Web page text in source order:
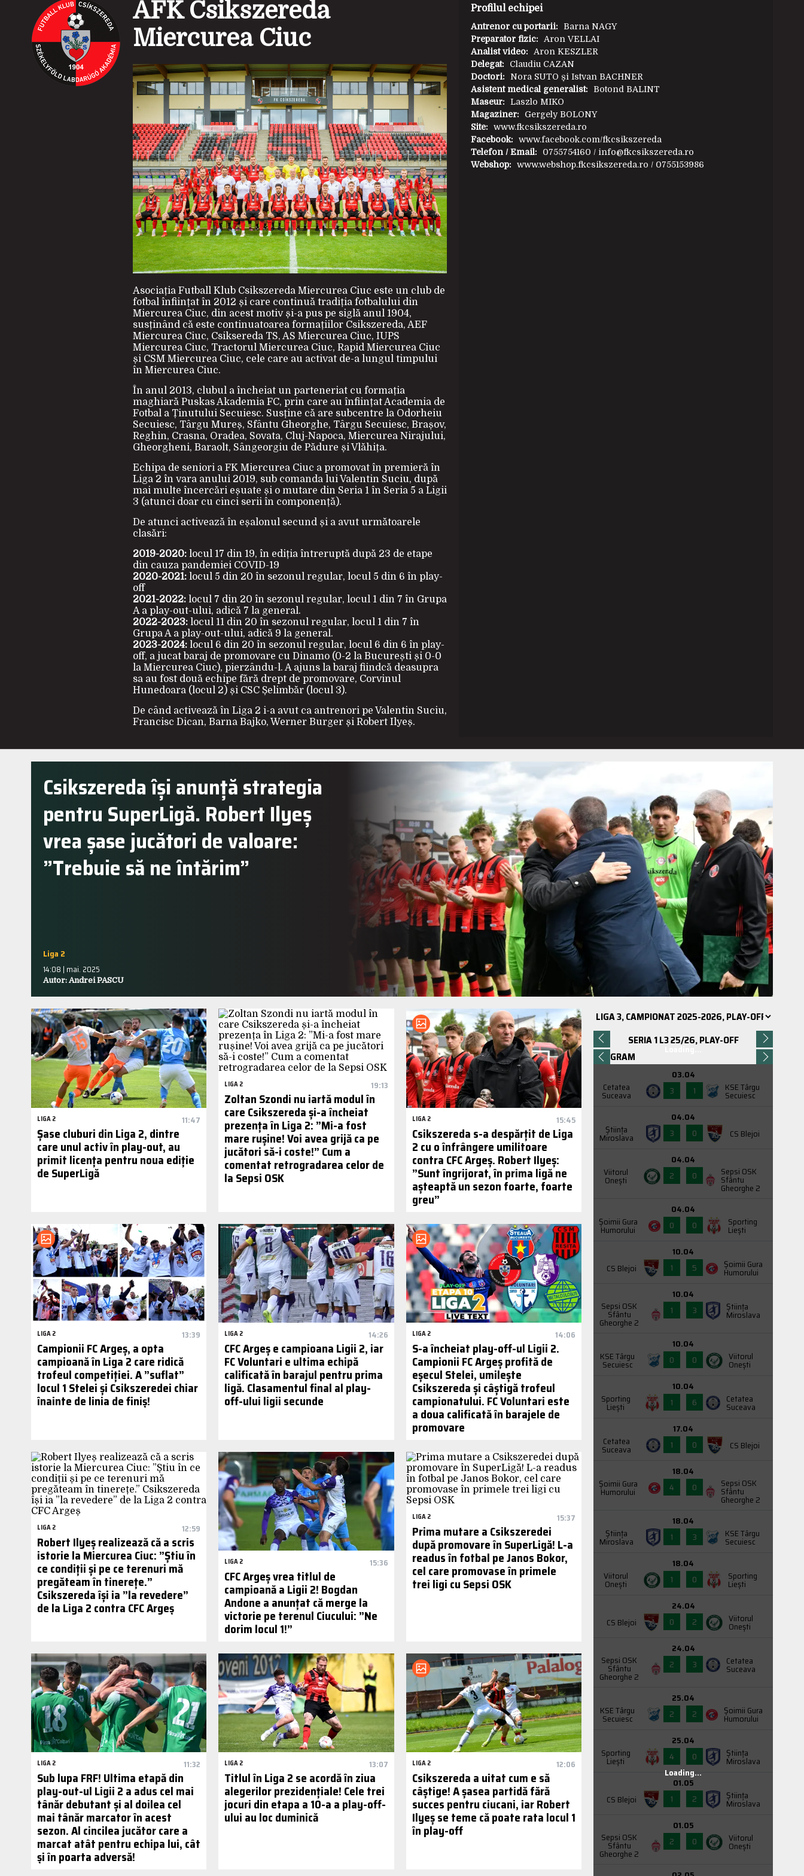
AFK Csikszereda
Miercurea Ciuc
Asociația Futball Klub Csikszereda Miercurea Ciuc este un club de
fotbal înființat în 2012 și care continuă tradiția fotbalului din
Miercurea Ciuc, din acest motiv și-a pus pe siglă anul 1904,
susținând că este continuatoarea formațiilor Csikszereda, AEF
Miercurea Ciuc, Csiksereda TS, AS Miercurea Ciuc, IUPS
Miercurea Ciuc, Tractorul Miercurea Ciuc, Rapid Miercurea Ciuc
și CSM Miercurea Ciuc, cele care au activat de-a lungul timpului
în Miercurea Ciuc.
În anul 2013, clubul a încheiat un parteneriat cu formația
maghiară Puskas Akademia FC, prin care au înființat Academia de
Fotbal a Ținutului Secuiesc. Susține că are subcentre la Odorheiu
Secuiesc, Târgu Mureș, Sfântu Gheorghe, Târgu Secuiesc, Brașov,
Reghin, Crasna, Oradea, Sovata, Cluj-Napoca, Miercurea Nirajului,
Gheorgheni, Baraolt, Sângeorgiu de Pădure și Vlăhița.
Echipa de seniori a FK Miercurea Ciuc a promovat în premieră în
Liga 2 în vara anului 2019, sub comanda lui Valentin Suciu, după
mai multe încercări eșuate și o mutare din Seria 1 în Seria 5 a Ligii
3 (atunci doar cu cinci serii în componență).
De atunci activează în eșalonul secund și a avut următoarele
clasări:
2019-2020: locul 17 din 19, în ediția întreruptă după 23 de etape
din cauza pandemiei COVID-19
2020-2021: locul 5 din 20 în sezonul regular, locul 5 din 6 în play-
off
2021-2022: locul 7 din 20 în sezonul regular, locul 1 din 7 în Grupa
A a play-out-ului, adică 7 la general.
2022-2023: locul 11 din 20 în sezonul regular, locul 1 din 7 în
Grupa A a play-out-ului, adică 9 la general.
2023-2024: locul 6 din 20 în sezonul regular, locul 6 din 6 în play-
off, a jucat baraj de promovare cu Dinamo (0-2 la București și 0-0
la Miercurea Ciuc), pierzându-l. A ajuns la baraj fiindcă deasupra
sa au fost două echipe fără drept de promovare, Corvinul
Hunedoara (locul 2) și CSC Șelimbăr (locul 3).
De când activează în Liga 2 i-a avut ca antrenori pe Valentin Suciu,
Francisc Dican, Barna Bajko, Werner Burger și Robert Ilyeș.
Profilul echipei
Antrenori secunzi:
Antrenor cu portarii:
Barna NAGY
Preparator fizic:
Aron VELLAI
Analist video:
Aron KESZLER
Delegat:
Claudiu CAZAN
Doctori:
Nora SUTO și Istvan BACHNER
Asistent medical generalist:
Botond BALINT
Maseur:
Laszlo MIKO
Magaziner:
Gergely BOLONY
Site:
www.fkcsikszereda.ro
Facebook:
www.facebook.com/fkcsikszereda
Telefon / Email:
0755754160 / info@fkcsikszereda.ro
Webshop:
www.webshop.fkcsikszereda.ro / 0755153986
Csikszereda își anunță strategia
pentru SuperLigă. Robert Ilyeș
vrea șase jucători de valoare:
”Trebuie să ne întărim”
Liga 2
14:08 | mai. 2025
Autor: Andrei PASCU
LIGA 2 11:47
Șase cluburi din Liga 2, dintre
care unul activ în play-out, au
primit licența pentru noua ediție
de SuperLigă
LIGA 2 19:13
Zoltan Szondi nu iartă modul în
care Csikszereda și-a încheiat
prezența în Liga 2: ”Mi-a fost
mare rușine! Voi avea grijă ca pe
jucători să-i coste!” Cum a
comentat retrogradarea celor de
la Sepsi OSK
LIGA 2 15:45
Csikszereda s-a despărțit de Liga
2 cu o înfrângere umilitoare
contra CFC Argeș. Robert Ilyeș:
”Sunt îngrijorat, în prima ligă ne
așteaptă un sezon foarte, foarte
greu”
LIGA 2 13:39
Campionii FC Argeș, a opta
campioană în Liga 2 care ridică
trofeul competiției. A ”suflat”
locul 1 Stelei și Csikszeredei chiar
înainte de linia de finiș!
LIGA 2 14:26
CFC Argeș e campioana Ligii 2, iar
FC Voluntari e ultima echipă
calificată în barajul pentru prima
ligă. Clasamentul final al play-
off-ului ligii secunde
LIGA 2 14:06
S-a încheiat play-off-ul Ligii 2.
Campionii FC Argeș profită de
eșecul Stelei, umilește
Csikszereda și câștigă trofeul
campionatului. FC Voluntari este
a doua calificată în barajele de
promovare
LIGA 2 12:59
Robert Ilyeș realizează că a scris
istorie la Miercurea Ciuc: ”Știu în
ce condiții și pe ce terenuri mă
pregăteam în tinerețe.”
Csikszereda își ia ”la revedere”
de la Liga 2 contra CFC Argeș
LIGA 2 15:36
CFC Argeș vrea titlul de
campioană a Ligii 2! Bogdan
Andone a anunțat că merge la
victorie pe terenul Ciucului: ”Ne
dorim locul 1!”
LIGA 2 15:37
Prima mutare a Csikszeredei
după promovare în SuperLigă! L-a
readus în fotbal pe Janos Bokor,
cel care promovase în primele
trei ligi cu Sepsi OSK
LIGA 2 11:32
Sub lupa FRF! Ultima etapă din
play-out-ul Ligii 2 a adus cel mai
tânăr debutant și al doilea cel
mai tânăr marcator în acest
sezon. Al cincilea jucător care a
marcat atât pentru echipa lui, cât
și în poarta adversă!
LIGA 2 13:07
Titlul în Liga 2 se acordă în ziua
alegerilor prezidențiale! Cele trei
jocuri din etapa a 10-a a play-off-
ului au loc duminică
LIGA 2 12:06
Csikszereda a uitat cum e să
câștige! A șasea partidă fără
succes pentru ciucani, iar Robert
Ilyeș se teme că poate rata locul 1
în play-off
SERIA 1 L3 25/26, PLAY-OFF
PROGRAM
Cetatea
Suceava
03.04
3
1 KSE Târgu
Secuiesc
Știința
Miroslava
04.04
3
0 CS Blejoi
Viitorul
Onești
04.04
2
0 Sepsi OSK
Sfântu
Gheorghe 2
Şoimii Gura
Humorului
04.04
0
0 Sporting
Liești
CS Blejoi
10.04
1
5 Şoimii Gura
Humorului
Sepsi OSK
Sfântu
Gheorghe 2
10.04
1
3 Știința
Miroslava
KSE Târgu
Secuiesc
10.04
0
0 Viitorul
Onești
Sporting
Liești
10.04
1
6 Cetatea
Suceava
Cetatea
Suceava
17.04
1
0 CS Blejoi
Şoimii Gura
Humorului
18.04
4
0 Sepsi OSK
Sfântu
Gheorghe 2
Știința
Miroslava
18.04
1
3 KSE Târgu
Secuiesc
Viitorul
Onești
18.04
1
0 Sporting
Liești
CS Blejoi
24.04
0
2 Viitorul
Onești
Sepsi OSK
Sfântu
Gheorghe 2
24.04
2
3 Cetatea
Suceava
KSE Târgu
Secuiesc
25.04
2
2 Şoimii Gura
Humorului
Sporting
Liești
25.04
4
0 Știința
Miroslava
CS Blejoi
01.05
1
2 Știința
Miroslava
Sepsi OSK
Sfântu
Gheorghe 2
01.05
2
0 Viitorul
Onești
Loading...